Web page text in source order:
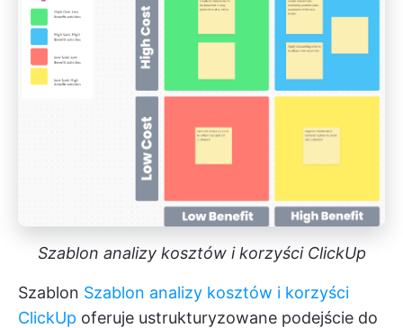
Szablon analizy kosztów i korzyści ClickUp
Szablon Szablon analizy kosztów i korzyści
ClickUp oferuje ustrukturyzowane podejście do